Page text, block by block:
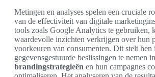
Metingen en analyses spelen een cruciale
van de effectiviteit van digitale
tools zoals Google Analytics te gebruiken,
waardevolle inzichten verkrijgen over hun
voorkeuren van consumenten. Dit stelt hen
gegevensgestuurde beslissingen te nemen
brandingstrategieën en hun campagnes